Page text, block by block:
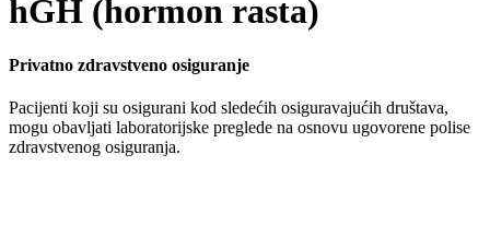
hGH (hormon rasta)
Privatno zdravstveno osiguranje
Pacijenti koji su osigurani kod sledećih osiguravajućih društava,
mogu obavljati laboratorijske preglede na osnovu ugovorene polise
zdravstvenog osiguranja.